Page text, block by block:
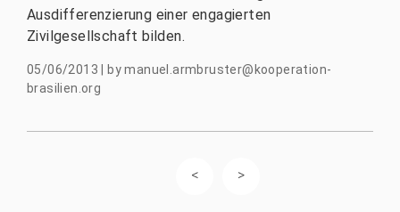
Ausdifferenzierung einer engagierten
Zivilgesellschaft bilden.
05/06/2013 bymanuel.armbruster@kooperation-
brasilien.org